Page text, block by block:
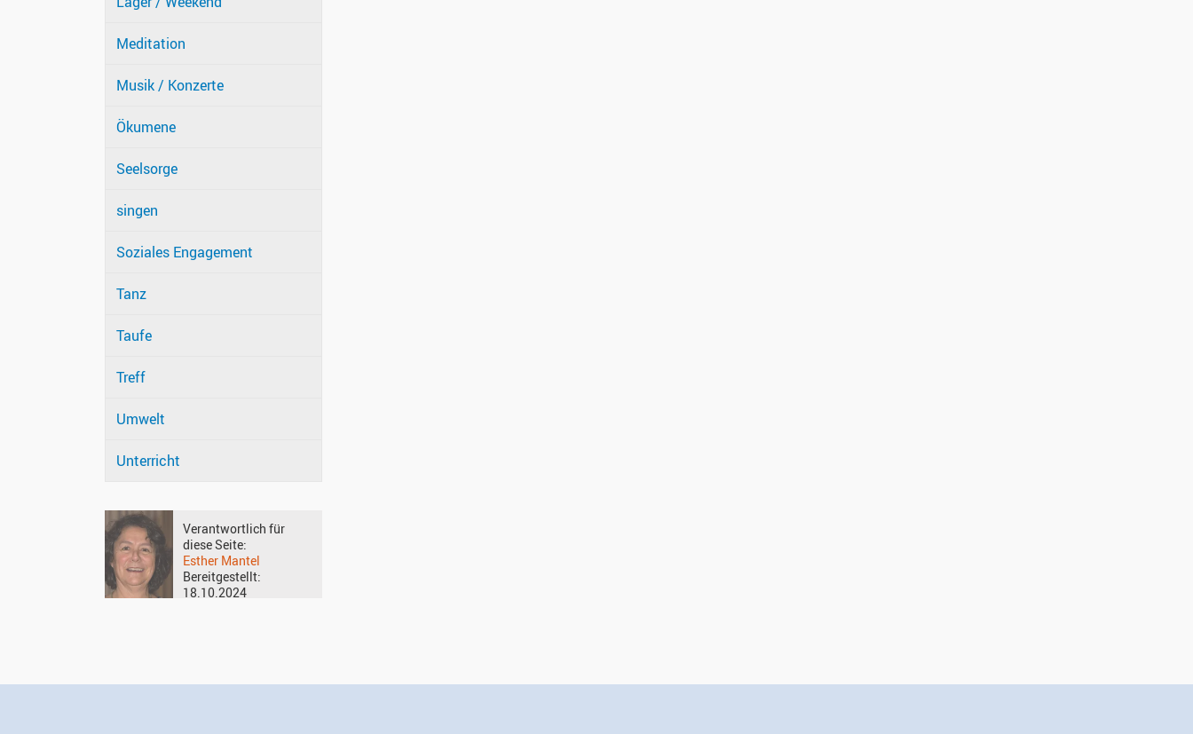
Meditation
Musik / Konzerte
Ökumene
Seelsorge
singen
Soziales Engagement
Tanz
Taufe
Treff
Umwelt
Unterricht
Verantwortlich für
diese Seite:
Esther Mantel
Bereitgestellt:
18.10.2024